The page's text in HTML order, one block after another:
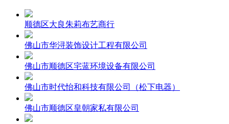
顺德区大良朱莉布艺商行
佛山市华浔装饰设计工程有限公司
佛山市顺德区宅蓝环境设备有限公司
佛山市时代怡和科技有限公司（松下电器）
佛山市顺德区皇朝家私有限公司